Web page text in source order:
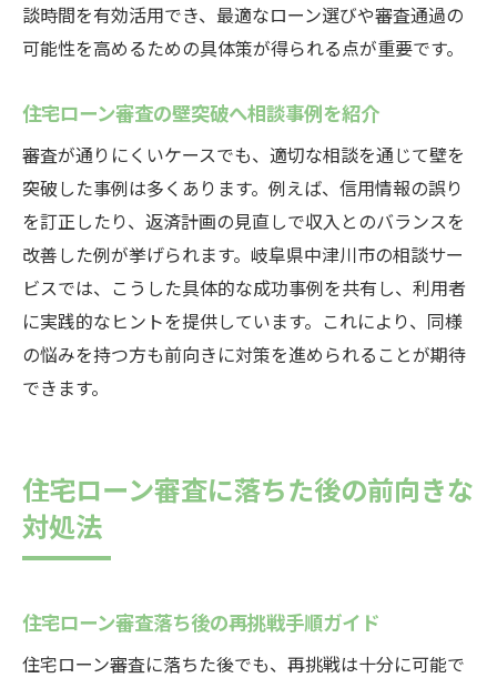
談時間を有効活用でき、最適なローン選びや審査通過の
可能性を高めるための具体策が得られる点が重要です。
住宅ローン審査の壁突破へ相談事例を紹介
審査が通りにくいケースでも、適切な相談を通じて壁を
突破した事例は多くあります。例えば、信用情報の誤り
を訂正したり、返済計画の見直しで収入とのバランスを
改善した例が挙げられます。岐阜県中津川市の相談サー
ビスでは、こうした具体的な成功事例を共有し、利用者
に実践的なヒントを提供しています。これにより、同様
の悩みを持つ方も前向きに対策を進められることが期待
できます。
住宅ローン審査に落ちた後の前向きな
対処法
住宅ローン審査落ち後の再挑戦手順ガイド
住宅ローン審査に落ちた後でも、再挑戦は十分に可能で